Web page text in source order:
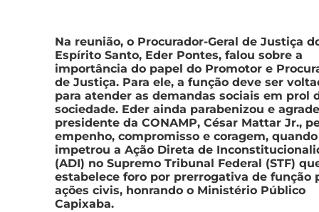
Na reunião, o Procurador-Geral de Justiça
Espírito Santo, Eder Pontes, falou sobre a
importância do papel do Promotor e
de Justiça. Para ele, a função deve ser
para atender as demandas sociais em prol
sociedade. Eder ainda parabenizou e
presidente da CONAMP, César Mattar Jr.,
empenho, compromisso e coragem, quando
impetrou a Ação Direta de
(ADI) no Supremo Tribunal Federal (STF)
estabelece foro por prerrogativa de função
ações civis, honrando o Ministério Público
Capixaba.